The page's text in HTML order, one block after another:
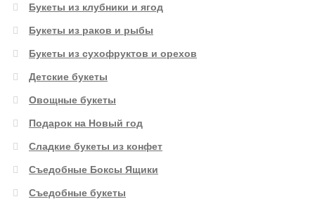
Букеты из клубники и ягод
Букеты из раков и рыбы
Букеты из сухофруктов и орехов
Детские букеты
Овощные букеты
Подарок на Новый год
Сладкие букеты из конфет
Съедобные Боксы Ящики
Съедобные букеты